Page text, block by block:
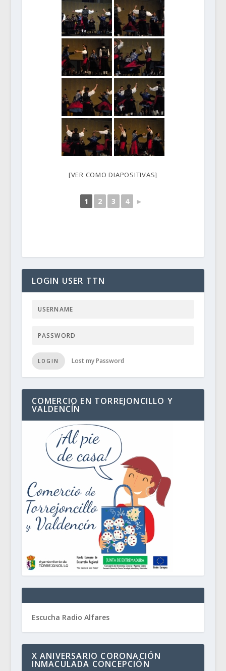
[VER COMO DIAPOSITIVAS]
1 2 3 4 ►
LOGIN USER TTN
LOGIN Lost my Password
COMERCIO EN TORREJONCILLO Y
VALDENCÍN
Escucha Radio Alfares
X ANIVERSARIO CORONACIÓN
INMACULADA CONCEPCIÓN